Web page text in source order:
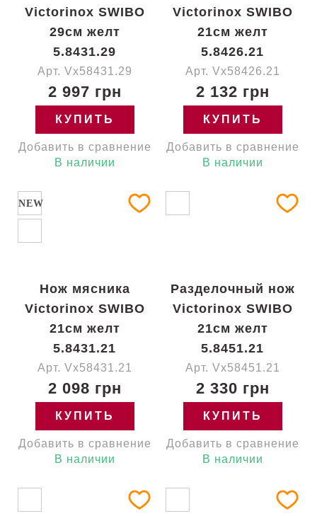
Victorinox SWIBO
29см желт
5.8431.29
Арт. Vx58431.29
2 997 грн
КУПИТЬ
Добавить в сравнение
В наличии
Victorinox SWIBO
21см желт
5.8426.21
Арт. Vx58426.21
2 132 грн
КУПИТЬ
Добавить в сравнение
В наличии
NEW
Нож мясника
Victorinox SWIBO
21см желт
5.8431.21
Арт. Vx58431.21
2 098 грн
КУПИТЬ
Добавить в сравнение
В наличии
Разделочный нож
Victorinox SWIBO
21см желт
5.8451.21
Арт. Vx58451.21
2 330 грн
КУПИТЬ
Добавить в сравнение
В наличии